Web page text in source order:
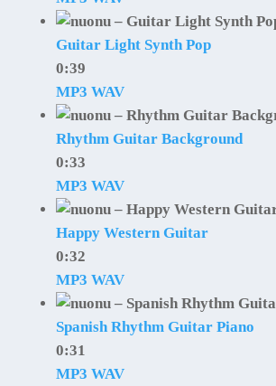
Guitar Light Synth Pop
0:39
MP3 WAV
Rhythm Guitar Background
0:33
MP3 WAV
Happy Western Guitar
0:32
MP3 WAV
Spanish Rhythm Guitar Piano
0:31
MP3 WAV